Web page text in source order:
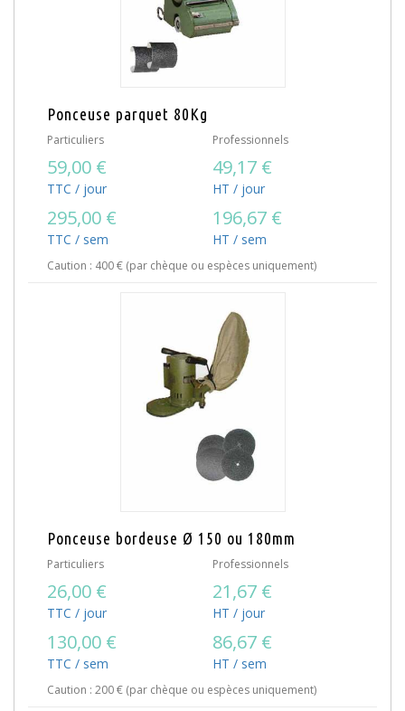
Ponceuse parquet 80Kg
Particuliers
59,00 €
TTC / jour
295,00 €
TTC / sem
Professionnels
49,17 €
HT / jour
196,67 €
HT / sem
Caution : 400 € (par chèque ou espèces uniquement)
Ponceuse bordeuse Ø 150 ou 180mm
Particuliers
26,00 €
TTC / jour
130,00 €
TTC / sem
Professionnels
21,67 €
HT / jour
86,67 €
HT / sem
Caution : 200 € (par chèque ou espèces uniquement)